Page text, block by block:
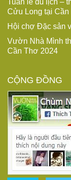
Tuần lễ du lịch –
Cửu Long tại Cần
Hội chợ Đặc sản
Vườn Nhà Mình
Cần Thơ 2024
CỘNG ĐỒNG